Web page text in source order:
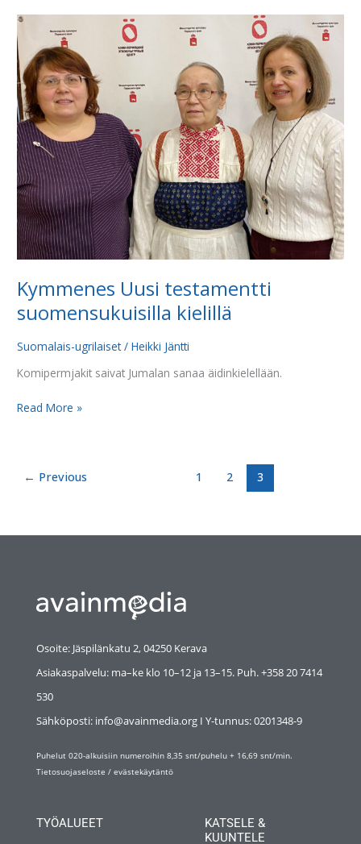
Kymmenes Uusi testamentti
suomensukuisilla kielillä
Suomalais-ugrilaiset/Heikki Jäntti
Komipermjakit saivat Jumalan sanaa äidinkielellään.
Kymmenes
Uusi
testamentti
suomensukuisilla
kielillä
Read More »
← Previous 1 2 3
Osoite: Jäspilänkatu 2, 04250 Kerava
Asiakaspalvelu: ma–ke klo 10–12 ja 13–15. Puh. +358 20 7414
530
Sähköposti: info@avainmedia.org I Y-tunnus:0201348-9
Puhelut 020-alkuisiin numeroihin 8,35 snt/puhelu + 16,69 snt/min.
Tietosuojaseloste / evästekäytäntö
TYÖALUEET
KATSELE &
KUUNTELE